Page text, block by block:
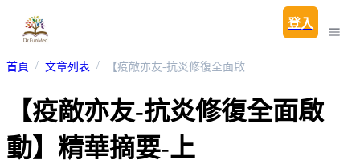
登入
首頁 文章列表 【疫敵亦友-抗炎修復全面啟動】精華摘要-上
【疫敵亦友-抗炎修復全面啟
動】精華摘要-上